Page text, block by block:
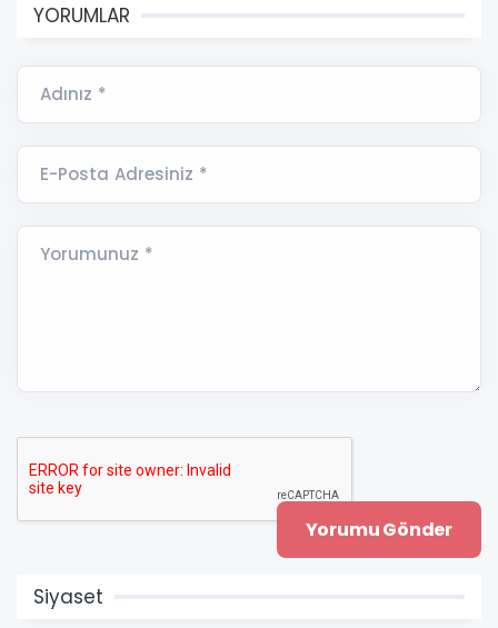
YORUMLAR
Adınız *
E-Posta Adresiniz *
Yorumunuz *
Siyaset